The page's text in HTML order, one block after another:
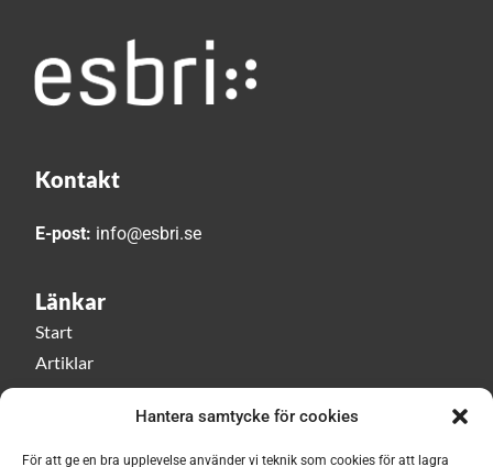
Hantera samtycke för cookies
För att ge en bra upplevelse använder vi teknik som cookies för att lagra
Kontakt
E-post: info@esbri.se
Länkar
Start
Artiklar
Esbri play
Om Esbri